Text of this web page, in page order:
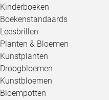
Kinderboeken
Boekenstandaards
Leesbrillen
Planten & Bloemen
Kunstplanten
Droogbloemen
Kunstbloemen
Bloempotten